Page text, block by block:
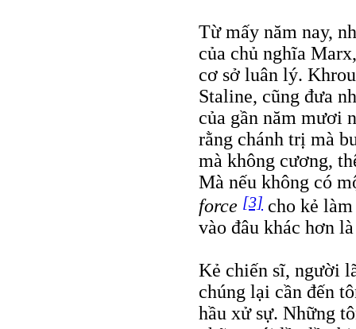
Từ mấy năm nay,
của chủ nghĩa
cơ sở luân lý.
Staline, cũng đưa
của gần năm mươi
rằng chánh trị mà
mà không cương,
Mà nếu không có
force [3] cho kẻ
vào đâu khác hơn
Kẻ chiến sĩ, người
chúng lại cần đến
hầu xử sự. Những